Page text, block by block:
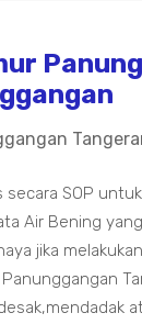
secara SOP
Air Bening
jika